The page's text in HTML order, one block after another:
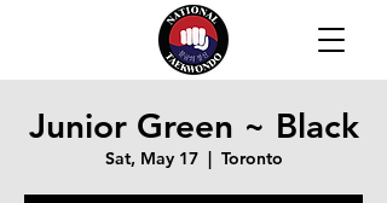
Junior Green ~ Black
Sat, May 17
  |
Toronto